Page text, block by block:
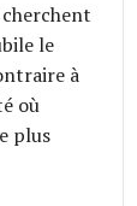
le
à
où
plus